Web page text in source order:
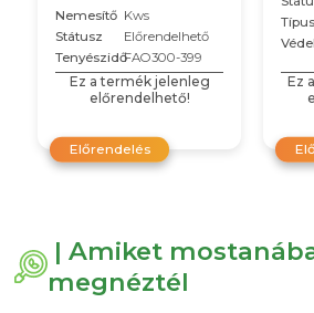
Nemesítő Kws
Státusz
Előrendelhető
TenyészidőFAO300-399
Ez a termék jelenleg
előrendelhető!
Előrendelés
Típus
Ez
| Amiket
megnéztél